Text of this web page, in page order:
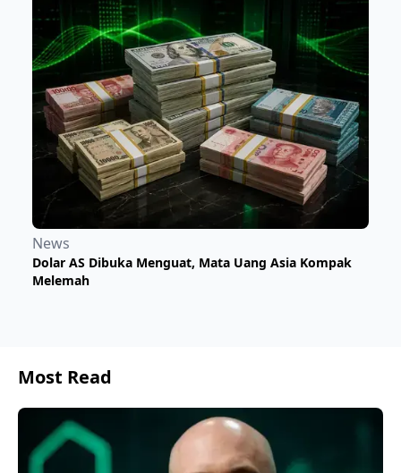
News
Dolar AS Dibuka Menguat, Mata Uang Asia Kompak
Melemah
Most Read